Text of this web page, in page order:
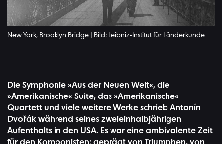
New York, Brooklyn Bridge | Bild: Leibniz-Institut für Länderkunde
Die Symphonie »Aus der Neuen Welt«, die
»Amerikanische« Suite, das »Amerikanische«
Quartett und viele weitere Werke schrieb Antonín
Dvořák während seines zweieinhalbjährigen
Aufenthalts in den USA. Es war eine ambivalente Zeit